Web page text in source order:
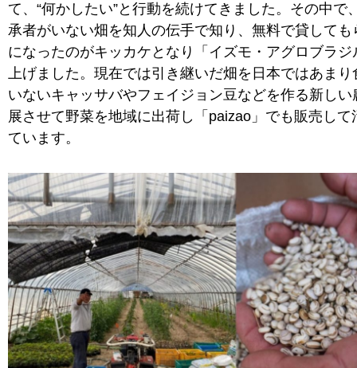
て、“何かしたい”と行動を続けてきました。その中で
承者がいない畑を知人の伝手で知り、無料で貸しても
になったのがキッカケとなり「イズモ・アグロブラジ
上げました。現在では引き継いだ畑を日本ではあまり
いないキャッサバやフェイジョン豆などを作る新しい
展させて野菜を地域に出荷し「paizao」でも販売して
ています。